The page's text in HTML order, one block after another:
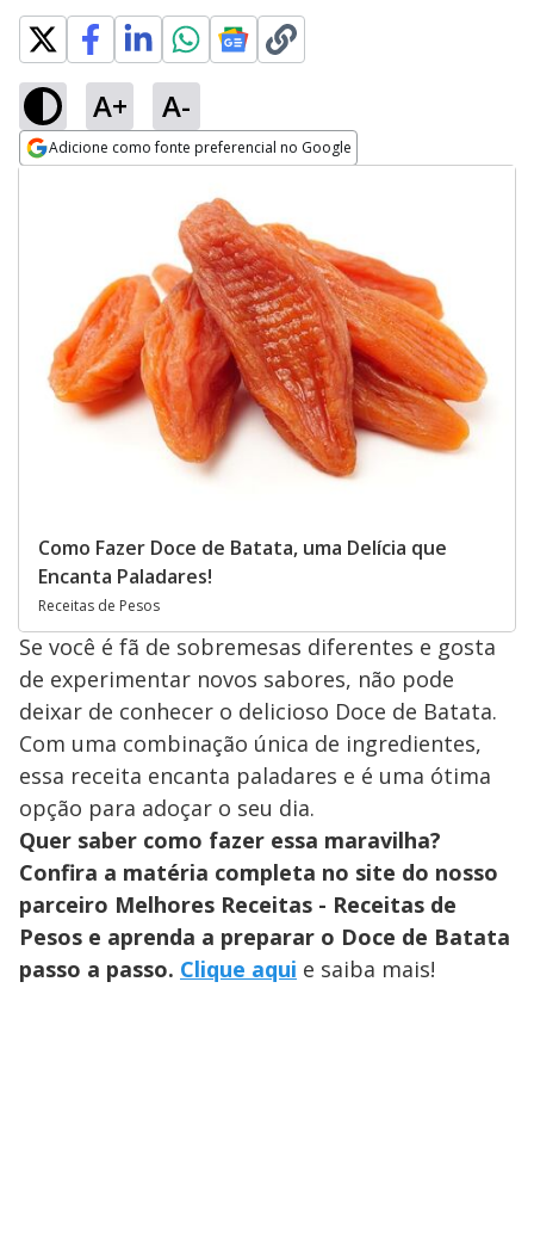
A+ A-
Adicione como fonte preferencial no Google
Como Fazer Doce de Batata, uma Delícia que
Encanta Paladares!
Receitas de Pesos
Se você é fã de sobremesas diferentes e gosta
de experimentar novos sabores, não pode
deixar de conhecer o delicioso Doce de Batata.
Com uma combinação única de ingredientes,
essa receita encanta paladares e é uma ótima
opção para adoçar o seu dia.
Quer saber como fazer essa maravilha?
Confira a matéria completa no site do nosso
parceiro Melhores Receitas - Receitas de
Pesos e aprenda a preparar o Doce de Batata
passo a passo. Clique aqui e saiba mais!